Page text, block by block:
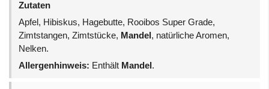
Zutaten
Apfel, Hibiskus, Hagebutte, Rooibos Super Grade,
Zimtstangen, Zimtstücke, Mandel , natürliche Aromen,
Nelken.
Allergenhinweis: Enthält Mandel .